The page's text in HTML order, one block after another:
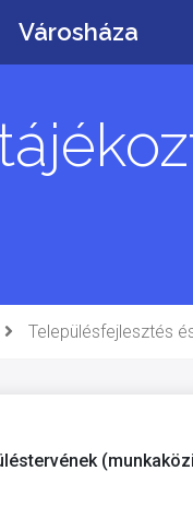
Városháza
Településfejlesztés